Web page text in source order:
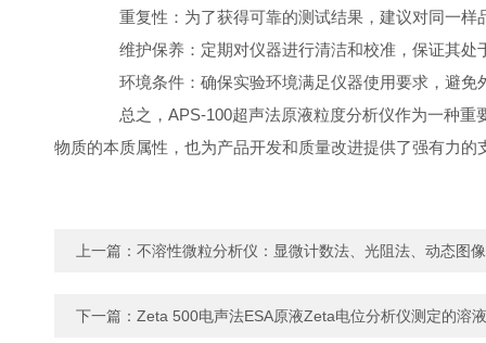
重复性：为了获得可靠的测试结果，建议对同一样
维护保养：定期对仪器进行清洁和校准，保证其处
环境条件：确保实验环境满足仪器使用要求，避免
总之，APS-100超声法原液粒度分析仪作为一种重
物质的本质属性，也为产品开发和质量改进提供了强有力的
上一篇： 不溶性微粒分析仪：显微计数法、光阻法、动态图
下一篇： Zeta 500电声法ESA原液Zeta电位分析仪测定的溶